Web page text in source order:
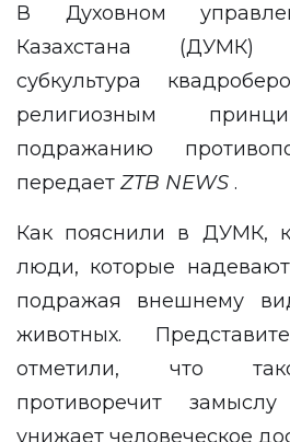
В Духовном
Казахстана (ДУМК)
субкультура
религиозным
подражанию
передает ZTB NEWS .
Как пояснили в ДУМК,
люди, которые
подражая внешнему
животных.
отметили, что
противоречит
унижает человеческое